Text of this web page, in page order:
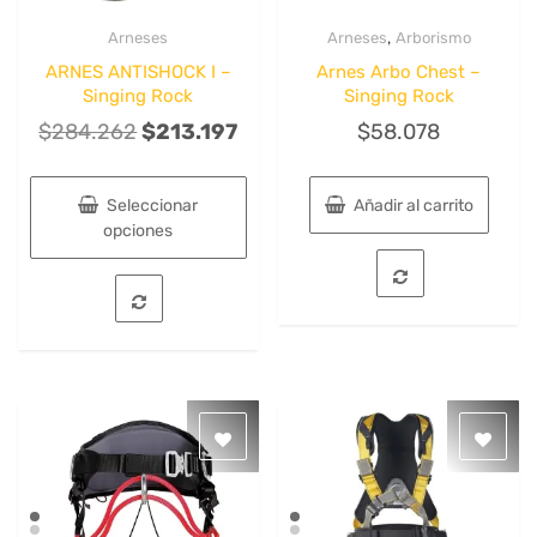
Arneses
ARNES ANTISHOCK I –
Singing Rock
$284.262El
original
era:
$284.262.
$213.197El
$213.197.
Seleccionar
opciones
Este
producto
tiene
opciones
se
pueden
elegir
en
Arneses, Arborismo
Arnes Arbo Chest –
Singing Rock
$58.078
Añadir al carrito